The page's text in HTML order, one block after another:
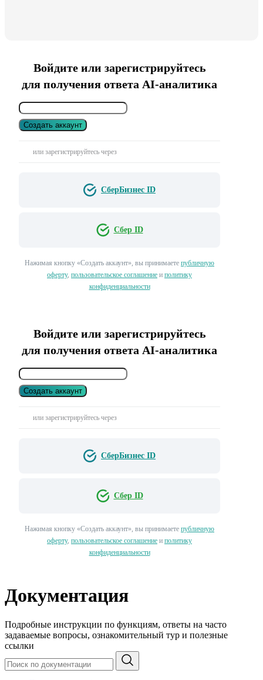
Войдите или зарегистрируйтесь
для получения ответа AI-аналитика
Создать аккаунт
или зарегистрируйтесь через
СберБизнес ID
Сбер ID
Нажимая кнопку «Создать аккаунт», вы принимаете публичную
оферту, пользовательское соглашение и политику
конфиденциальности
Войдите или зарегистрируйтесь
для получения ответа AI-аналитика
Создать аккаунт
или зарегистрируйтесь через
СберБизнес ID
Сбер ID
Нажимая кнопку «Создать аккаунт», вы принимаете публичную
оферту, пользовательское соглашение и политику
конфиденциальности
Документация
Подробные инструкции по функциям, ответы на часто
задаваемые вопросы, ознакомительный тур и полезные
ссылки